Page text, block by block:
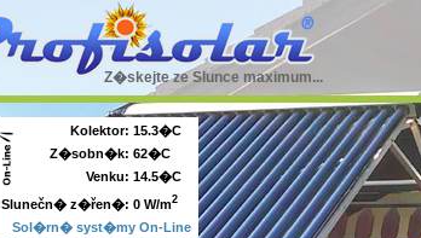
Z�skejte ze Slunce maximum...
Kolektor: 15.3�C
Z�sobn�k: 62�C
Venku: 14.5�C
Slunečn� z�řen�: 0 W/m2
Sol�rn� syst�my On-Line